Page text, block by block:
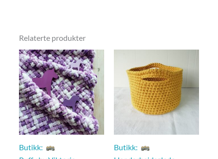
Relaterte produkter
Butikk:
Butikk: